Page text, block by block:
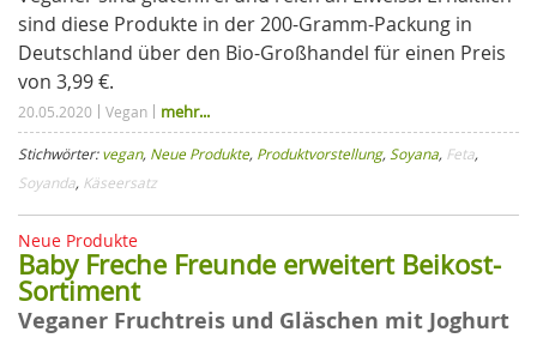
sind diese Produkte in der 200-Gramm-Packung in
Deutschland über den Bio-Großhandel für einen Preis
von 3,99 €.
20.05.2020 Vegan mehr...
Stichwörter:vegan, Neue Produkte, Produktvorstellung, Soyana, Feta,
Soyanda, Käseersatz
Neue Produkte
Baby Freche Freunde erweitert Beikost-
Sortiment
Veganer Fruchtreis und Gläschen mit Joghurt